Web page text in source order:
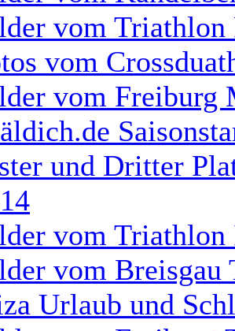
vom Triathlon
vom
vom Freiburg
und Dritter
vom Triathlon
vom Breisgau
Urlaub und